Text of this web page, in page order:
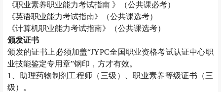
《职业素养职业能力考试指南 》（公共课必考）
《英语职业能力考试指南》（公共课选考）
《计算机职业能力考试指南》（公共课选考）
颁发证书
颁发的证书上必须加盖“JYPC全国职业资格考试认证中心职
业技能鉴定专用章”钢印，方才有效。
1
、助理药物制剂工程师（三级）、职业素养等级证书（三
级）。